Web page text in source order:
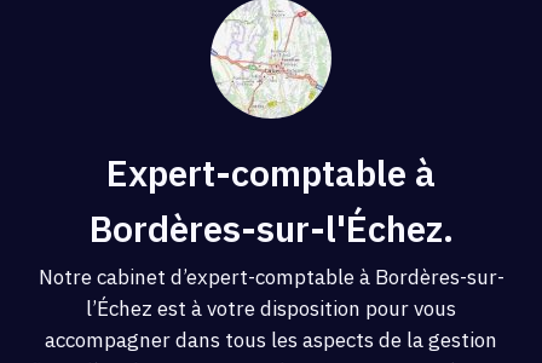
Expert-comptable à
Bordères-sur-l'Échez.
Notre cabinet d’expert-comptable à Bordères-sur-
l’Échez est à votre disposition pour vous
accompagner dans tous les aspects de la gestion